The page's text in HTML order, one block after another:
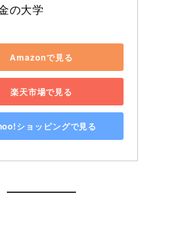
の大学
Amazonで見る
楽天市場で見る
ショッピングで見る